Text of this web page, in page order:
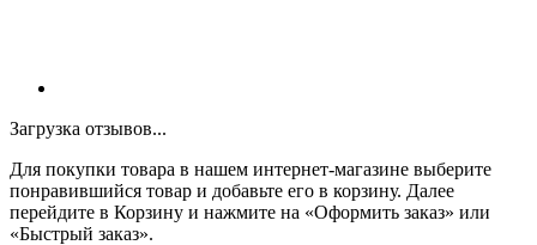
Загрузка отзывов...
Для покупки товара в нашем интернет-магазине выберите
понравившийся товар и добавьте его в корзину. Далее
перейдите в Корзину и нажмите на «Оформить заказ» или
«Быстрый заказ».